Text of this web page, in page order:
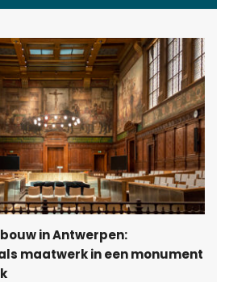
in Antwerpen:
maatwerk in een monument